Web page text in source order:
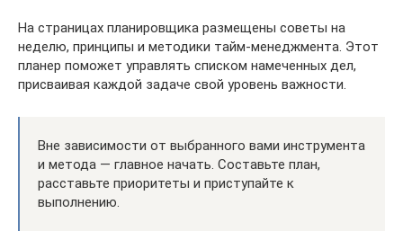
На страницах планировщика размещены советы на
неделю, принципы и методики тайм-менеджмента. Этот
планер поможет управлять списком намеченных дел,
присваивая каждой задаче свой уровень важности.
Вне зависимости от выбранного вами инструмента
и метода — главное начать. Составьте план,
расставьте приоритеты и приступайте к
выполнению.